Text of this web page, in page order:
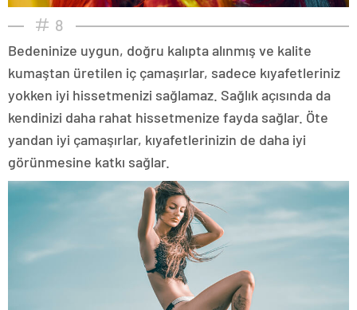
8
Bedeninize uygun, doğru kalıpta alınmış ve kalite
kumaştan üretilen iç çamaşırlar, sadece kıyafetleriniz
yokken iyi hissetmenizi sağlamaz. Sağlık açısında da
kendinizi daha rahat hissetmenize fayda sağlar. Öte
yandan iyi çamaşırlar, kıyafetlerinizin de daha iyi
görünmesine katkı sağlar.